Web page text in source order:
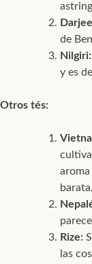
de
Nilgiri:
y es
Otros tés:
barata.
Rize:
las